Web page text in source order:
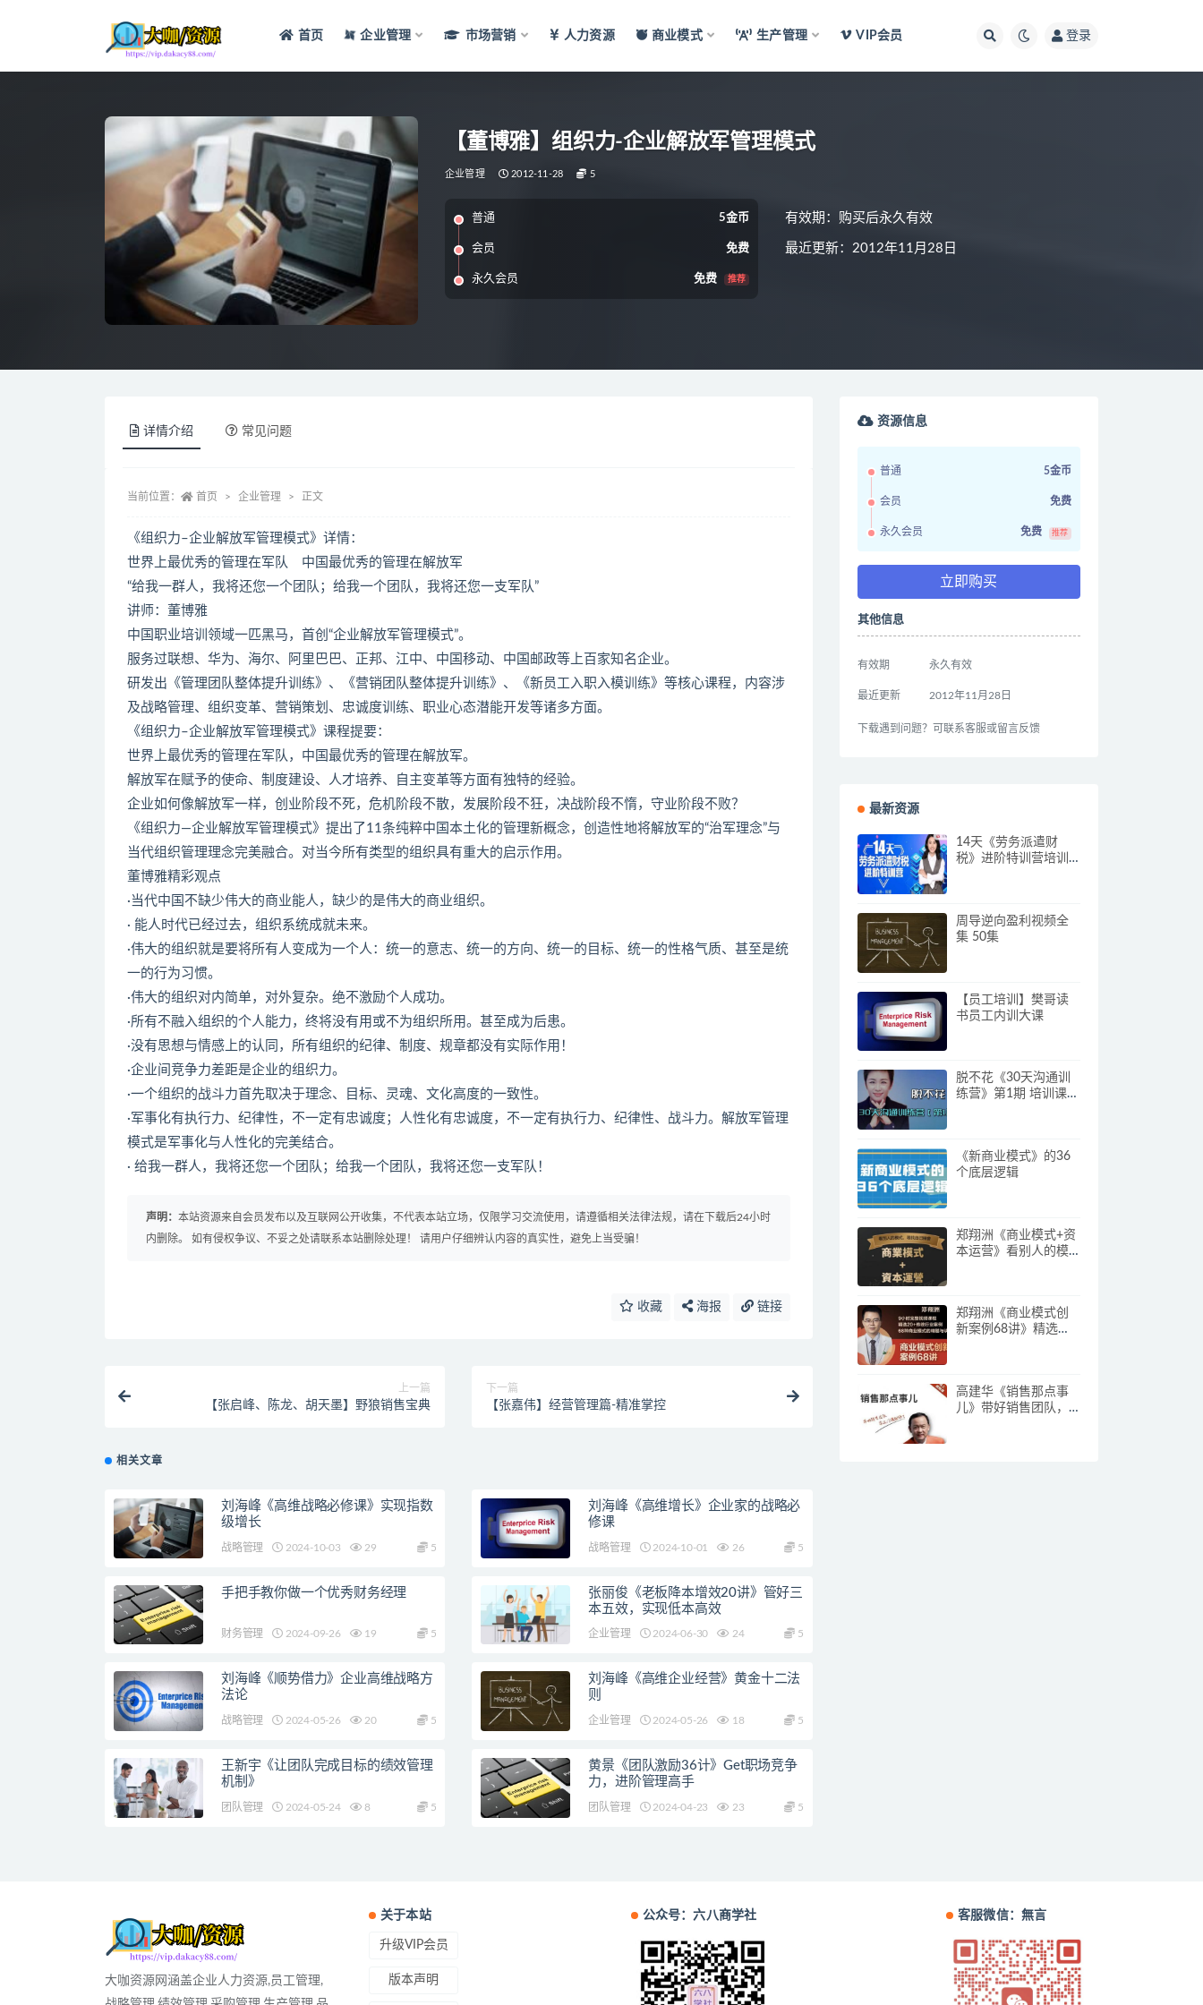
首页 企业管理 市场营销 人力资源 商业模式 生产管理 VIP会员 登录
【董博雅】组织力-企业解放军管理模式
企业管理 2012-11-28 5
普通 5金币
会员 免费
永久会员 免费 推荐
有效期：购买后永久有效
最近更新：2012年11月28日
详情介绍 常见问题
当前位置： 首页 企业管理 正文
《组织力–企业解放军管理模式》详情：
世界上最优秀的管理在军队 中国最优秀的管理在解放军
“给我一群人，我将还您一个团队；给我一个团队，我将还您一支军队”
讲师：董博雅
中国职业培训领域一匹黑马，首创“企业解放军管理模式”。
服务过联想、华为、海尔、阿里巴巴、正邦、江中、中国移动、中国邮政等上百家知名企业。
研发出《管理团队整体提升训练》、《营销团队整体提升训练》、《新员工入职入模训练》等核心课程，内容涉
及战略管理、组织变革、营销策划、忠诚度训练、职业心态潜能开发等诸多方面。
《组织力–企业解放军管理模式》课程提要：
世界上最优秀的管理在军队，中国最优秀的管理在解放军。
解放军在赋予的使命、制度建设、人才培养、自主变革等方面有独特的经验。
企业如何像解放军一样，创业阶段不死，危机阶段不散，发展阶段不狂，决战阶段不惰，守业阶段不败？
《组织力—企业解放军管理模式》提出了11条纯粹中国本土化的管理新概念，创造性地将解放军的“治军理念”与
当代组织管理理念完美融合。对当今所有类型的组织具有重大的启示作用。
董博雅精彩观点
·当代中国不缺少伟大的商业能人，缺少的是伟大的商业组织。
· 能人时代已经过去，组织系统成就未来。
·伟大的组织就是要将所有人变成为一个人：统一的意志、统一的方向、统一的目标、统一的性格气质、甚至是统
一的行为习惯。
·伟大的组织对内简单，对外复杂。绝不激励个人成功。
·所有不融入组织的个人能力，终将没有用或不为组织所用。甚至成为后患。
·没有思想与情感上的认同，所有组织的纪律、制度、规章都没有实际作用！
·企业间竞争力差距是企业的组织力。
·一个组织的战斗力首先取决于理念、目标、灵魂、文化高度的一致性。
·军事化有执行力、纪律性，不一定有忠诚度；人性化有忠诚度，不一定有执行力、纪律性、战斗力。解放军管理
模式是军事化与人性化的完美结合。
· 给我一群人，我将还您一个团队；给我一个团队，我将还您一支军队！
声明： 本站资源来自会员发布以及互联网公开收集，不代表本站立场，仅限学习交流使用，请遵循相关法律法规，请在下载后24小时
内删除。 如有侵权争议、不妥之处请联系本站删除处理！ 请用户仔细辨认内容的真实性，避免上当受骗！
收藏 海报 链接
上一篇
【张启峰、陈龙、胡天墨】野狼销售宝典
下一篇
【张嘉伟】经营管理篇-精准掌控
相关文章
刘海峰《高维战略必修课》实现指数
级增长
战略管理 2024-10-03 29 5
刘海峰《高维增长》企业家的战略必
修课
战略管理 2024-10-01 26 5
手把手教你做一个优秀财务经理
财务管理 2024-09-26 19 5
张丽俊《老板降本增效20讲》管好三
本五效，实现低本高效
企业管理 2024-06-30 24 5
刘海峰《顺势借力》企业高维战略方
法论
战略管理 2024-05-26 20 5
刘海峰《高维企业经营》黄金十二法
则
企业管理 2024-05-26 18 5
王新宇《让团队完成目标的绩效管理
机制》
团队管理 2024-05-24 8 5
黄景《团队激励36计》Get职场竞争
力，进阶管理高手
团队管理 2024-04-23 23 5
资源信息
普通 5金币
会员 免费
永久会员 免费 推荐
立即购买
其他信息
有效期 永久有效
最近更新 2012年11月28日
下载遇到问题？可联系客服或留言反馈
最新资源
14天《劳务派遣财
税》进阶特训营培训
周导逆向盈利视频全
集 50集
【员工培训】樊哥读
书员工内训大课
脱不花《30天沟通训
练营》第1期 培训课程
《新商业模式》的36
个底层逻辑
郑翔洲《商业模式+资
本运营》看别人的模
郑翔洲《商业模式创
新案例68讲》精选
高建华《销售那点事
儿》带好销售团队，
大咖资源网涵盖企业人力资源,员工管理,
关于本站
升级VIP会员
版本声明
公众号：六八商学社 客服微信：無言